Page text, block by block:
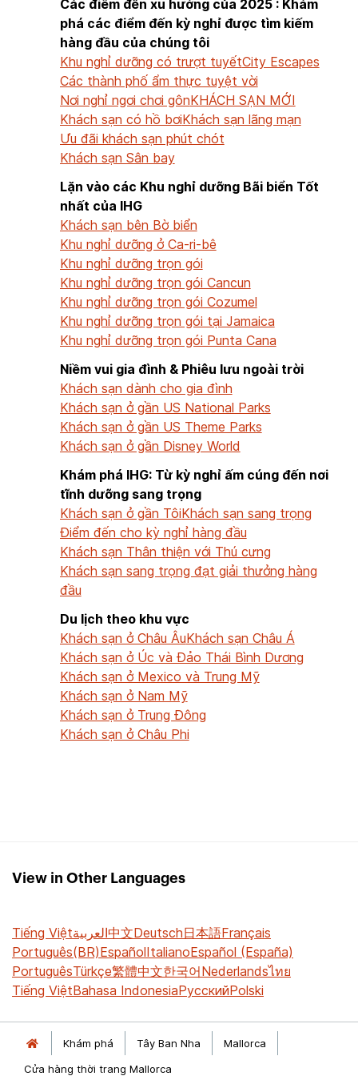
Các điểm đến xu hướng của 2025 : Khám
phá các điểm đến kỳ nghỉ được tìm kiếm
hàng đầu của chúng tôi
Khu nghỉ dưỡng có trượt tuyếtCity Escapes
Các thành phố ẩm thực tuyệt vời
Nơi nghỉ ngơi chơi gônKHÁCH SẠN MỚI
Khách sạn có hồ bơiKhách sạn lãng mạn
Ưu đãi khách sạn phút chót
Khách sạn Sân bay
Lặn vào các Khu nghỉ dưỡng Bãi biển Tốt
nhất của IHG
Khách sạn bên Bờ biển
Khu nghỉ dưỡng ở Ca-ri-bê
Khu nghỉ dưỡng trọn gói
Khu nghỉ dưỡng trọn gói Cancun
Khu nghỉ dưỡng trọn gói Cozumel
Khu nghỉ dưỡng trọn gói tại Jamaica
Khu nghỉ dưỡng trọn gói Punta Cana
Niềm vui gia đình & Phiêu lưu ngoài trời
Khách sạn dành cho gia đình
Khách sạn ở gần US National Parks
Khách sạn ở gần US Theme Parks
Khách sạn ở gần Disney World
Khám phá IHG: Từ kỳ nghỉ ấm cúng đến nơi
tĩnh dưỡng sang trọng
Khách sạn ở gần TôiKhách sạn sang trọng
Điểm đến cho kỳ nghỉ hàng đầu
Khách sạn Thân thiện với Thú cưng
Khách sạn sang trọng đạt giải thưởng hàng
đầu
Du lịch theo khu vực
Khách sạn ở Châu ÂuKhách sạn Châu Á
Khách sạn ở Úc và Đảo Thái Bình Dương
Khách sạn ở Mexico và Trung Mỹ
Khách sạn ở Nam Mỹ
Khách sạn ở Trung Đông
Khách sạn ở Châu Phi
View in Other Languages
Tiếng Việtالعربية中文Deutsch日本語Français
Português(BR)EspañolItalianoEspañol (España)
PortuguêsTürkçe繁體中文한국어Nederlandsไทย
Tiếng ViệtBahasa IndonesiaРусскийPolski
Khám phá Tây Ban Nha
Mallorca
Cửa hàng thời trang Mallorca